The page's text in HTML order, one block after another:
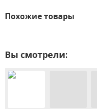
Похожие товары
Вы смотрели: